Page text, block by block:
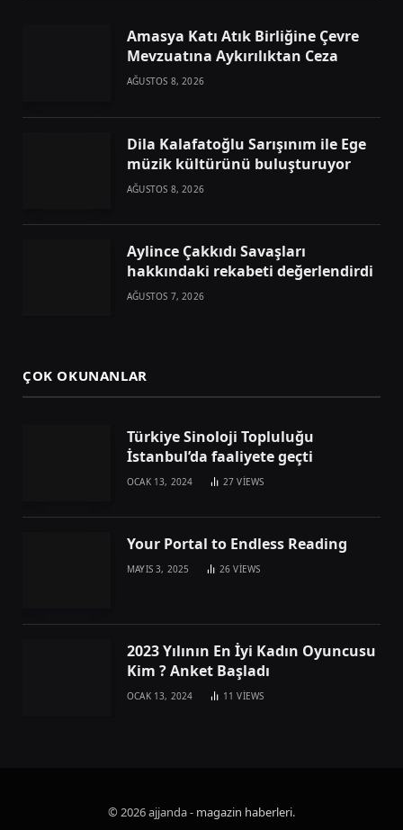
Amasya Katı Atık Birliğine Çevre
Mevzuatına Aykırılıktan Ceza
AĞUSTOS 8, 2026
Dila Kalafatoğlu Sarışınım ile Ege
müzik kültürünü buluşturuyor
AĞUSTOS 8, 2026
Aylince Çakkıdı Savaşları
hakkındaki rekabeti değerlendirdi
AĞUSTOS 7, 2026
ÇOK OKUNANLAR
Türkiye Sinoloji Topluluğu
İstanbul’da faaliyete geçti
OCAK 13, 2024 27VIEWS
Your Portal to Endless Reading
MAYIS 3, 2025 26VIEWS
2023 Yılının En İyi Kadın Oyuncusu
Kim ? Anket Başladı
OCAK 13, 2024 11VIEWS
© 2026 ajjanda - magazin haberleri.